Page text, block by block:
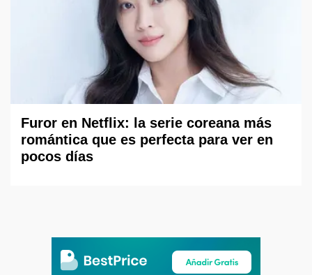
Furor en Netflix: la serie coreana más
romántica que es perfecta para ver en
pocos días